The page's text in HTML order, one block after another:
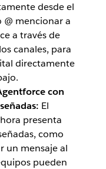
desde el
@ mencionar a
a través de
canales, para
directamente
con
El
presenta
como
un mensaje al
pueden